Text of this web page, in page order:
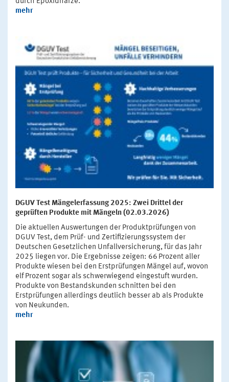
mehr
DGUV Test Mängelerfassung 2025: Zwei Drittel der
geprüften Produkte mit Mängeln (02.03.2026)
Die aktuellen Auswertungen der Produktprüfungen von
DGUV Test, dem Prüf- und Zertifizierungssystem der
Deutschen Gesetzlichen Unfallversicherung, für das Jahr
2025 liegen vor. Die Ergebnisse zeigen: 66 Prozent aller
Produkte wiesen bei den Erstprüfungen Mängel auf, wovon
elf Prozent sogar als schwerwiegend eingestuft wurden.
Produkte von Bestandskunden schnitten bei den
Erstprüfungen allerdings deutlich besser ab als Produkte
von Neukunden.
mehr